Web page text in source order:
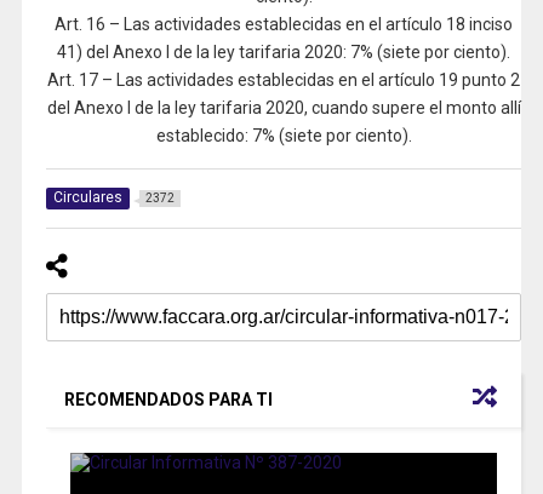
Art. 16 – Las actividades establecidas en el artículo 18 inciso
41) del Anexo I de la ley tarifaria 2020: 7% (siete por ciento).
Art. 17 – Las actividades establecidas en el artículo 19 punto 2
del Anexo I de la ley tarifaria 2020, cuando supere el monto allí
establecido: 7% (siete por ciento).
Circulares 2372
RECOMENDADOS PARA TI